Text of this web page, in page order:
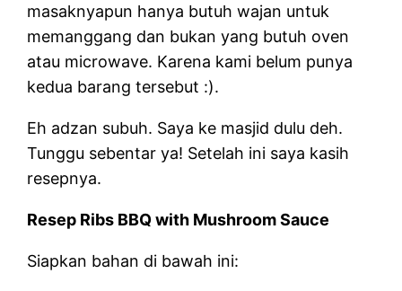
masaknyapun hanya butuh wajan untuk
memanggang dan bukan yang butuh oven
atau microwave. Karena kami belum punya
kedua barang tersebut :).
Eh adzan subuh. Saya ke masjid dulu deh.
Tunggu sebentar ya! Setelah ini saya kasih
resepnya.
Resep Ribs BBQ with Mushroom Sauce
Siapkan bahan di bawah ini: